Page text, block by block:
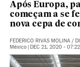
Após Europa,
começam a se
nova cepa de
FEDERICO RIVAS MOLINA /
México | DEC 21, 2020 - 07:22